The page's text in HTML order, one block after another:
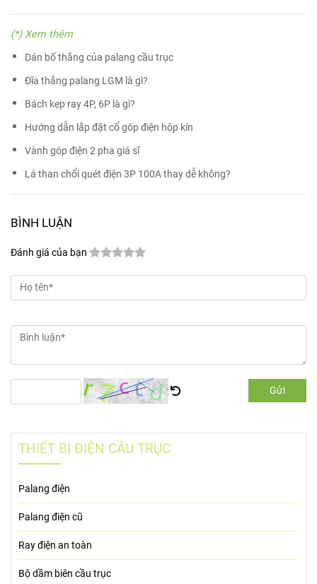
(*) Xem thêm
Dán bố thắng của palang cầu trục
Đĩa thắng palang LGM là gì?
Bách kẹp ray 4P, 6P là gì?
Hướng dẫn lắp đặt cổ góp điện hộp kín
Vành góp điện 2 pha giá sĩ
Lá than chổi quét điện 3P 100A thay dễ không?
BÌNH LUẬN
Đánh giá của bạn
Gửi
THIẾT BỊ ĐIỆN CẦU TRỤC
Palang điện
Palang điện cũ
Ray điện an toàn
Bộ dầm biên cầu trục